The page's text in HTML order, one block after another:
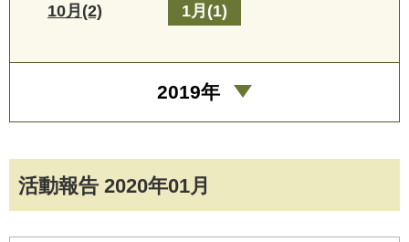
活動報告 2020年01月
10月(2) 1月(1)
2019年